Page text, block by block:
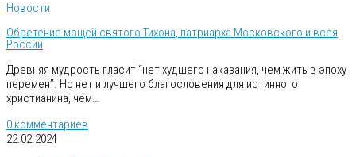
Новости
Обретение мощей святого Тихона, патриарха Московского и всея
России
Древняя мудрость гласит “нет худшего наказания, чем жить в эпоху
перемен”. Но нет и лучшего благословения для истинного
христианина, чем…
0 комментариев
22.02.2024